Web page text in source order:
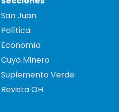
San Juan
Política
Economía
Cuyo Minero
Suplemento Verde
Revista OH